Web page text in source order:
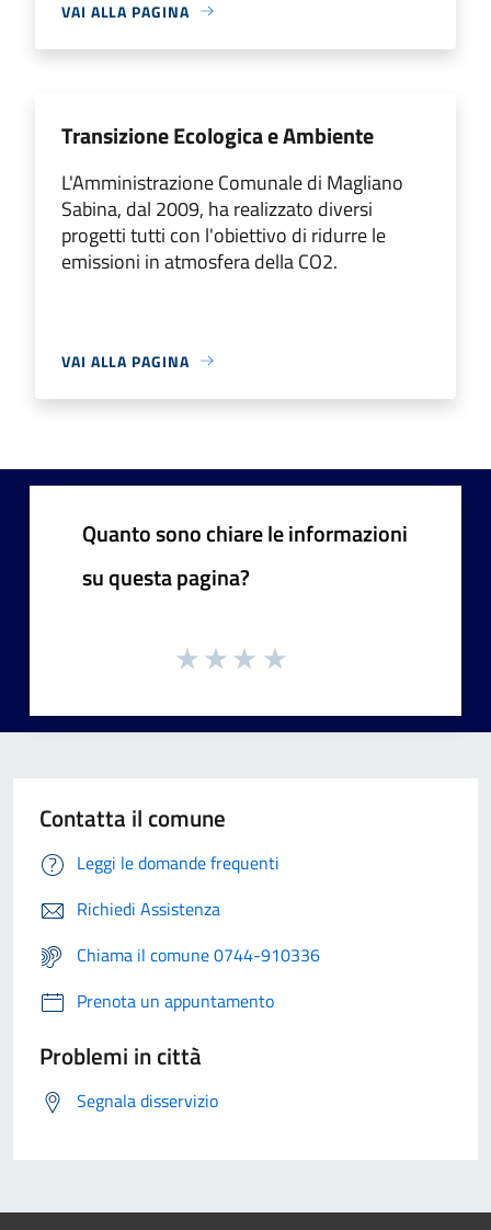
VAI ALLA PAGINA
Transizione Ecologica e Ambiente
L'Amministrazione Comunale di Magliano
Sabina, dal 2009, ha realizzato diversi
progetti tutti con l'obiettivo di ridurre le
emissioni in atmosfera della CO2.
VAI ALLA PAGINA
Quanto sono chiare le informazioni
su questa pagina?
Contatta il comune
Leggi le domande frequenti
Richiedi Assistenza
Chiama il comune 0744-910336
Prenota un appuntamento
Problemi in città
Segnala disservizio